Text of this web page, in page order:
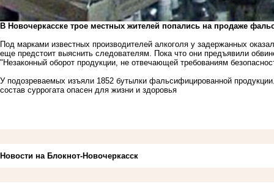
В Новочеркасске трое местных жителей попались на продаже
Под марками известных производителей алкоголя у задержанных
еще предстоит выяснить следователям. Пока что они предъявили
"Незаконный оборот продукции, не отвечающей требованиям
У подозреваемых изъяли 1852 бутылки фальсифицированной
состав суррогата опасен для жизни и здоровья
Новости на Блoкнoт-Новочеркасск